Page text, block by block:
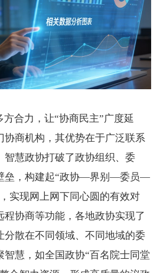
合力，让“协商民主”广度延
协商机构，其优势在于广泛联系
智慧政协打破了政协组织、委
垒，构建起“政协—界别—委员—
实现网上网下同心圆的有效对
程协商等功能，各地政协实现了
分散在不同领域、不同地域的委
智慧，如全国政协“百名院士同堂